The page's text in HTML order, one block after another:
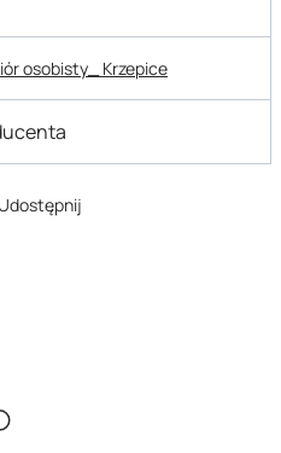
osobisty_ Krzepice
Udostępnij